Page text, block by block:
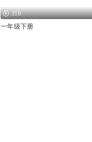
310
一年级下册